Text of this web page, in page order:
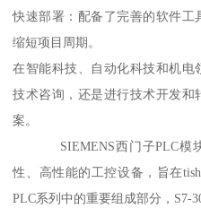
快速部署：配备了完善的软件工
缩短项目周期。
在智能科技、自动化科技和机
技术咨询，还是进行技术开发
案。
SIEMENS西门子PLC模块
性、高性能的工控设备，旨在
PLC系列中的重要组成部分，S7-